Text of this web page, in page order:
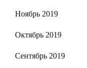
Ноябрь 2019
Октябрь 2019
Сентябрь 2019